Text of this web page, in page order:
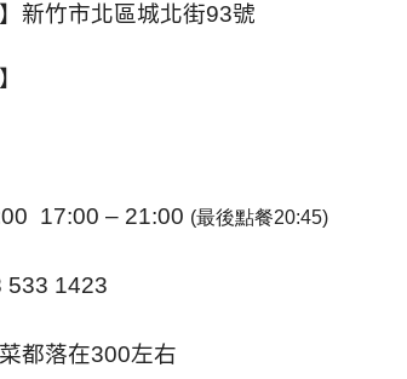
新竹市北區城北街93號
17:00 – 21:00 (最後點餐20:45)
533 1423
都落在300左右